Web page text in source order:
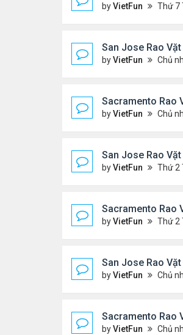
byVietFun Thứ 7
San Jose Rao
byVietFun Chủ nhật
Sacramento Rao
byVietFun Chủ nhật
San Jose Rao
byVietFun Thứ 2
Sacramento Rao
byVietFun Thứ 2
San Jose Rao
byVietFun Chủ nhật
Sacramento Rao
byVietFun Chủ nhật